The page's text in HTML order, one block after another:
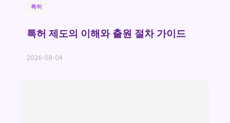
특허
특허 제도의 이해와 출원 절차 가이드
2026-08-04